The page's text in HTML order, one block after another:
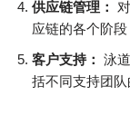
供应链管理：
应链的各个阶段
客户支持： 泳
括不同支持团队